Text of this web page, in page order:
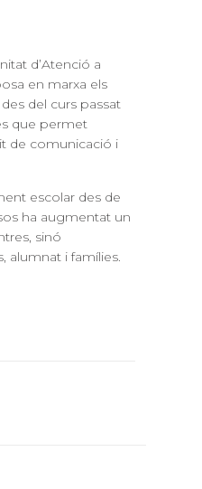
d’Atenció a
en marxa els
del curs passat
que permet
de comunicació i
escolar des de
ha augmentat un
sinó
alumnat i famílies.